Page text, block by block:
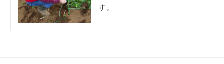
す。